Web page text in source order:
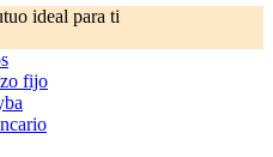
ideal para ti
fijo